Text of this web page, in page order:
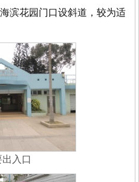
滨花园门口设斜道，较为适
入口